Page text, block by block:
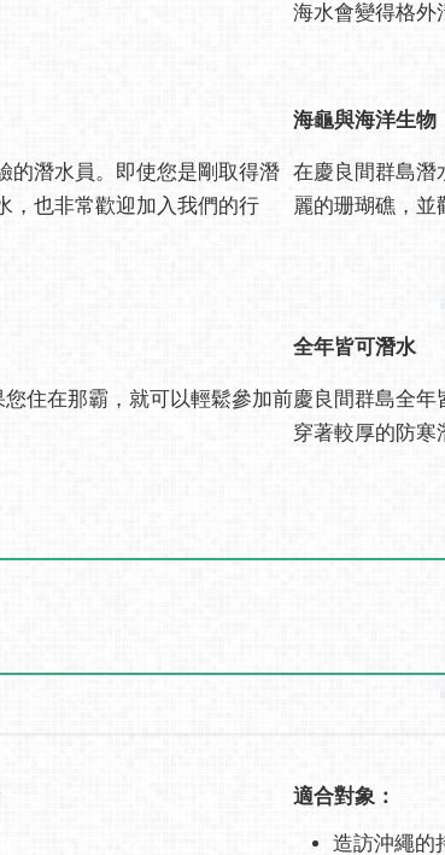
海水會變得格外
的潛水員。即使您是剛取得潛
，也非常歡迎加入我們的行
海龜與海洋生物
在慶良間群島潛
麗的珊瑚礁，並
住在那霸，就可以輕鬆參加前
全年皆可潛水
慶良間群島全年
穿著較厚的防寒
適合對象：
造訪沖繩的